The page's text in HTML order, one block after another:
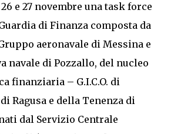
e 27 novembre una task force
di Finanza composta da
aeronavale di Messina e
navale di Pozzallo, del nucleo
finanziaria – G.I.C.O. di
Ragusa e della Tenenza di
dal Servizio Centrale